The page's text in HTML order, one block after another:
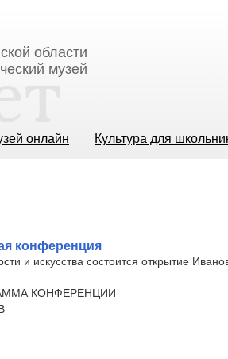
области
музей
онлайн Культура для
конференция
и искусства состоится открытие
КОНФЕРЕНЦИИ